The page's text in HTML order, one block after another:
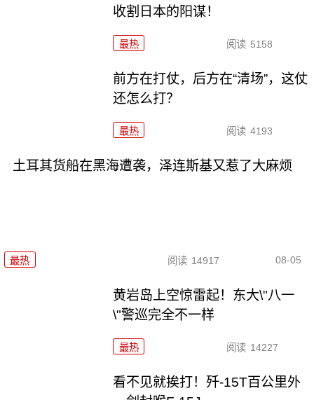
收割日本的阳谋！
最热 阅读 5158
前方在打仗，后方在“清场”，这仗
还怎么打？
最热 阅读 4193
土耳其货船在黑海遭袭，泽连斯基又惹了大麻烦
最热 阅读 14917 08-05
黄岩岛上空惊雷起！东大\"八一
\"警巡完全不一样
最热 阅读 14227
看不见就挨打！歼-15T百公里外